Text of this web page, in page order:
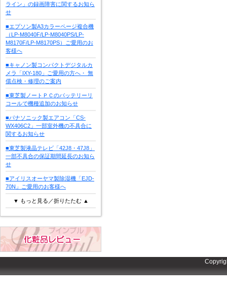
ライン」の録画障害に関するお知ら
せ
■エプソン製A3カラーページ複合機
（LP-M8040F/LP-M8040PS/LP-
M8170F/LP-M8170PS）ご愛用のお
客様へ
■キャノン製コンパクトデジタルカ
メラ「IXY-180」ご愛用の方へ・ 無
償点検・修理のご案内
■東芝製ノートＰＣのバッテリーリ
コールで機種追加のお知らせ
■パナソニック製エアコン「CS-
WX406C2」一部室外機の不具合に
関するお知らせ
■東芝製液晶テレビ「42J8・47J8」
一部不具合の保証期間延長のお知ら
せ
■アイリスオーヤマ製除湿機「EJD-
70N」ご愛用のお客様へ
▼ もっと見る／折りたたむ ▲